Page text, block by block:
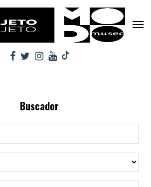
Buscador